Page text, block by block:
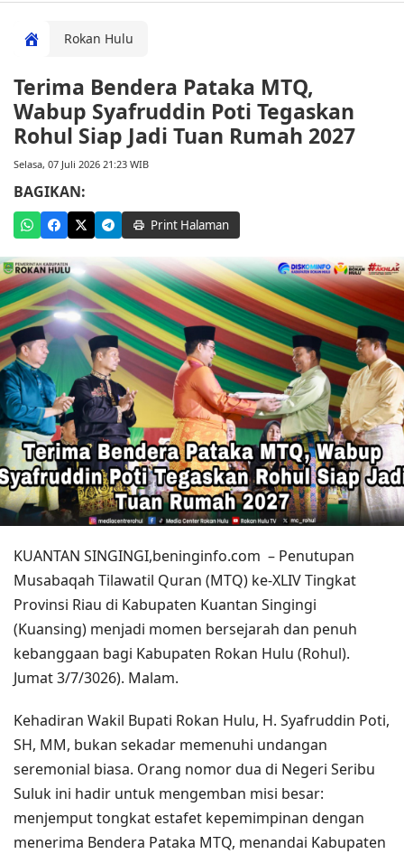
Rokan Hulu
Terima Bendera Pataka MTQ,
Wabup Syafruddin Poti Tegaskan
Rohul Siap Jadi Tuan Rumah 2027
Selasa, 07 Juli 2026 21:23 WIB
BAGIKAN:
Print Halaman
KUANTAN SINGINGI,beninginfo.com – Penutupan
Musabaqah Tilawatil Quran (MTQ) ke-XLIV Tingkat
Provinsi Riau di Kabupaten Kuantan Singingi
(Kuansing) menjadi momen bersejarah dan penuh
kebanggaan bagi Kabupaten Rokan Hulu (Rohul).
Jumat 3/7/3026). Malam.
​Kehadiran Wakil Bupati Rokan Hulu, H. Syafruddin Poti,
SH, MM, bukan sekadar memenuhi undangan
seremonial biasa. Orang nomor dua di Negeri Seribu
Suluk ini hadir untuk mengemban misi besar:
menjemput tongkat estafet kepemimpinan dengan
menerima Bendera Pataka MTQ, menandai Kabupaten